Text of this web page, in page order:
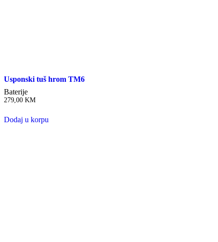
Usponski tuš hrom TM6
Baterije
279,00 KM
Dodaj u korpu